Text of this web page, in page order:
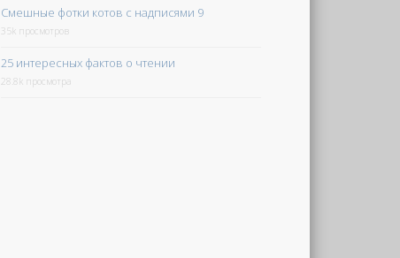
Смешные фотки котов с надписями 9
35k просмотров
25 интересных фактов о чтении
28.8k просмотра